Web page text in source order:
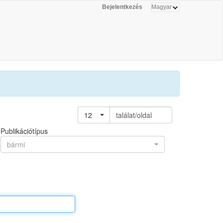
Bejelentkezés
12
találat/oldal
Publikációtípus
bármi